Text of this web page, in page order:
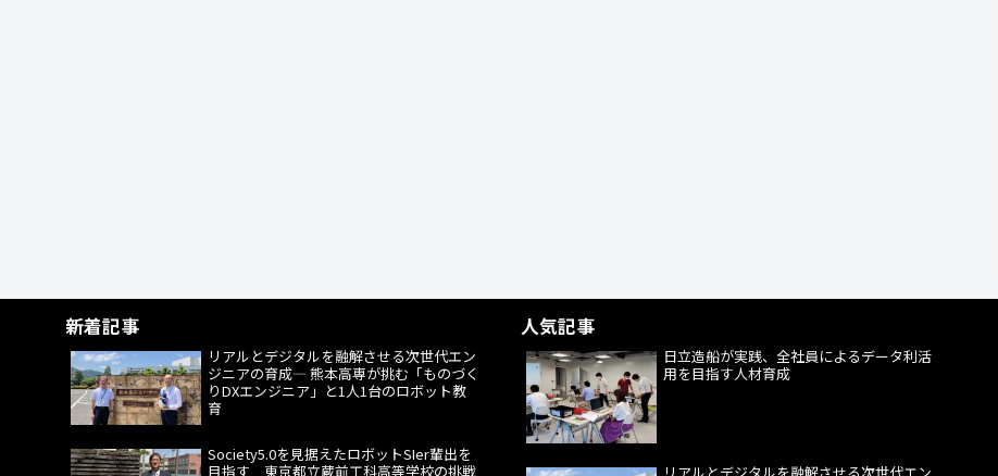
新着記事
リアルとデジタルを融解させる次世代エン
ジニアの育成― 熊本高専が挑む「ものづく
りDXエンジニア」と1人1台のロボット教
育
Society5.0を見据えたロボットSIer輩出を
目指す 東京都立蔵前工科高等学校の挑戦
人気記事
日立造船が実践、全社員によるデータ利活
用を目指す人材育成